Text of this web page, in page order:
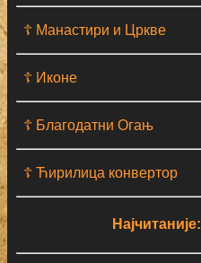
☦ Манастири и Цркве
☦ Иконе
☦ Благодатни Огањ
☦ Ћирилица конвертор
Најчитаније: